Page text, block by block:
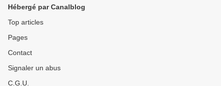
Hébergé par Canalblog
Top articles
Pages
Contact
Signaler un abus
C.G.U.